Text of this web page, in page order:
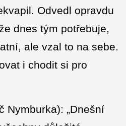
Odvedl opravdu
dnes tým potřebuje,
ale vzal to na sebe.
i chodit si pro
Nymburka): „Dnešní